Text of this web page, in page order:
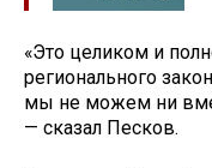
«Это целиком и
регионального
мы не можем ни
— сказал Песков.